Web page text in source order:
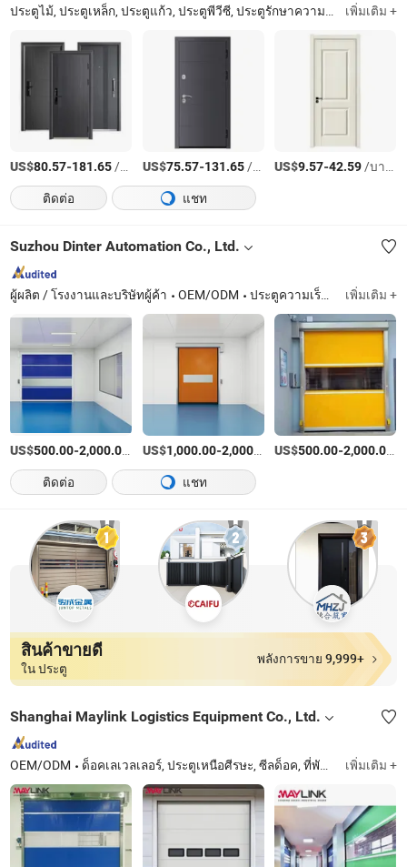
ประตูไม้, ประตูเหล็ก, ประตูแก้ว, ประตูพีวีซี, ประตูรักษาความปลอดภัย, ประตูกันไฟ, ประตูเข้า, ประตูภายใน, ประตูตู้เสื้อผ้า, กุญแจประตู เพิ่มเติม +
US$80.57-181.65/บางส่วน US$75.57-131.65/บางส่วน US$9.57-42.59/บางส่วน
ติดต่อ
แชท
Suzhou Dinter Automation Co., Ltd.
ผู้ผลิต / โรงงานและบริษัทผู้ค้า OEM/ODM ประตูความเร็วสูง, ประตูอุตสาหกรรมแบบแบ่งส่วน, ประตูสปริงอลูมิเนียม, ประตูซ่อมแซมตัวเองความเร็วสูง, ม่านม้วน, ระบบท่าเรือ, มอเตอร์ประตูอุตสาหกรรม, ตัวควบคุม, อุปกรณ์เสริม, เซ็นเซอร์ เพิ่มเติม +
US$500.00-2,000.00 /เตรียมตัว
US$1,000.00-2,000.00 /เตรียมตัว
US$500.00-2,000.00 /
ติดต่อ
แชท
สินค้าขายดี
ใน ประตู
พลังการขาย 9,999+
Shanghai Maylink Logistics Equipment Co., Ltd.
OEM/ODM ด็อคเลเวลเลอร์, ประตูเหนือศีรษะ, ซีลด็อค, ที่พักด็อค, พัดลมเอชวีแอลเอส, ประตูความเร็วสูง, ประตูเก็บความเย็น, อุปกรณ์ยึดยานพาหนะ, อุปกรณ์เสริมด็อค, สายพานลำเลียงแบบยืดหยุ่น เพิ่มเติม +